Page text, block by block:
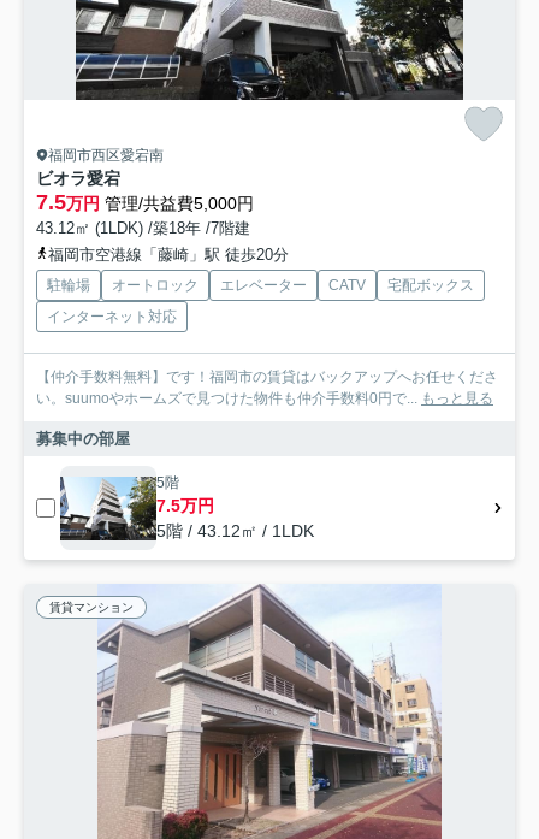
福岡市西区愛宕南
ビオラ愛宕
7.5万円 管理/共益費5,000円
43.12㎡ (1LDK) /築18年 /7階建
福岡市空港線「藤崎」駅 徒歩20分
駐輪場 オートロック エレベーター CATV
宅配ボックス
インターネット対応
【仲介手数料無料】です！福岡市の賃貸はバックアップへお任せくださ
い。suumoやホームズで見つけた物件も仲介手数料0円で... もっと見る
募集中の部屋
5階
7.5万円
5階 / 43.12㎡ / 1LDK
賃貸マンション